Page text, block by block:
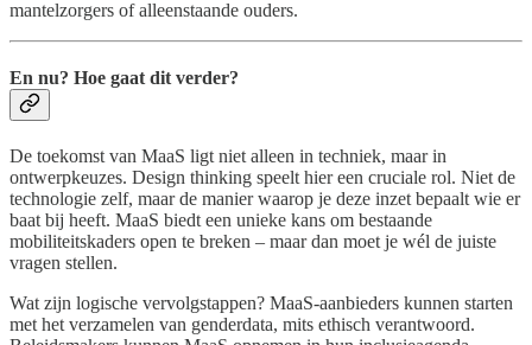
mantelzorgers of alleenstaande ouders.
En nu? Hoe gaat dit verder?
De toekomst van MaaS ligt niet alleen in techniek, maar in
ontwerpkeuzes. Design thinking speelt hier een cruciale rol. Niet de
technologie zelf, maar de manier waarop je deze inzet bepaalt wie er
baat bij heeft. MaaS biedt een unieke kans om bestaande
mobiliteitskaders open te breken – maar dan moet je wél de juiste
vragen stellen.
Wat zijn logische vervolgstappen? MaaS-aanbieders kunnen starten
met het verzamelen van genderdata, mits ethisch verantwoord.